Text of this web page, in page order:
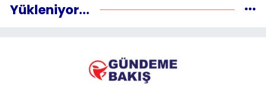
Yükleniyor...